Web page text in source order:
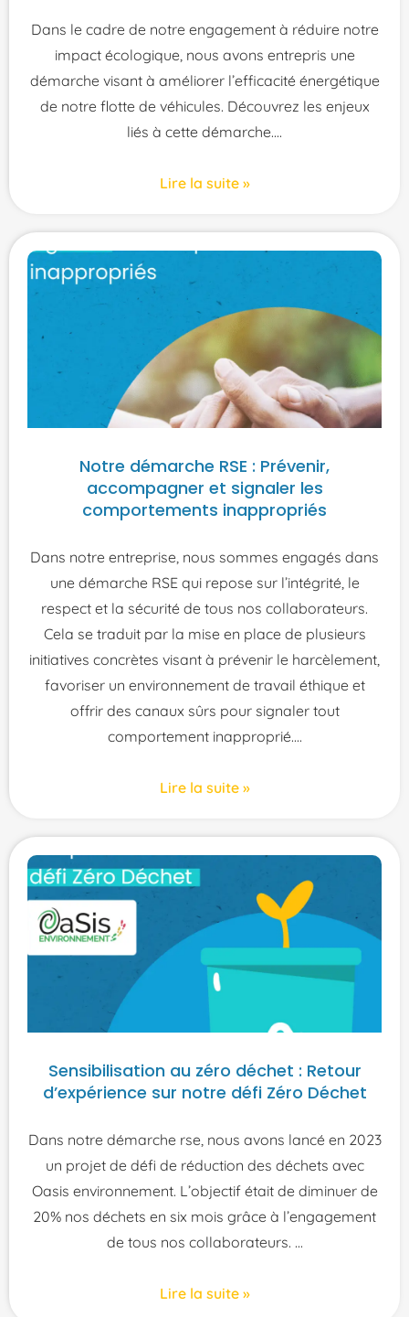
Dans le cadre de notre engagement à réduire notre
impact écologique, nous avons entrepris une
démarche visant à améliorer l’efficacité énergétique
de notre flotte de véhicules. Découvrez les enjeux
liés à cette démarche.
Lire la suite »
Notre démarche RSE : Prévenir,
accompagner et signaler les
comportements inappropriés
Dans notre entreprise, nous sommes engagés dans
une démarche RSE qui repose sur l’intégrité, le
respect et la sécurité de tous nos collaborateurs.
Cela se traduit par la mise en place de plusieurs
initiatives concrètes visant à prévenir le harcèlement,
favoriser un environnement de travail éthique et
offrir des canaux sûrs pour signaler tout
comportement inapproprié.
Lire la suite »
Sensibilisation au zéro déchet : Retour
d’expérience sur notre défi Zéro Déchet
Dans notre démarche rse, nous avons lancé en 2023
un projet de défi de réduction des déchets avec
Oasis environnement. L’objectif était de diminuer de
20% nos déchets en six mois grâce à l’engagement
de tous nos collaborateurs.
Lire la suite »